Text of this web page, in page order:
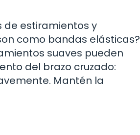
de estiramientos y
como bandas elásticas?
suaves pueden
del brazo cruzado:
Mantén la